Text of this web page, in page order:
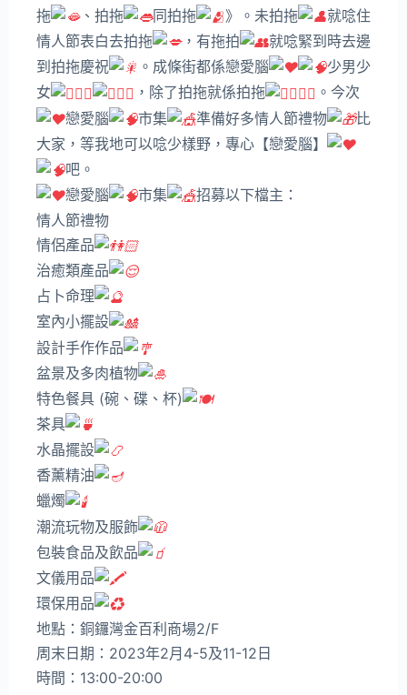
拖
、拍拖 同拍拖 》。未拍拖
就唸住
情人節表白去拍拖
，有拖拍
就唸緊到時去邊
到拍拖慶祝
。成條街都係戀愛腦
少男少
女
，除了拍拖就係拍拖
。今次
戀愛腦
市集 準備好多情人節禮物
比
大家，等我地可以唸少樣野，專心【戀愛腦】
吧。
戀愛腦
市集
招募以下檔主：
情人節禮物
情侶產品
治癒類產品
占卜命理
室內小擺設
設計手作作品
盆景及多肉植物
特色餐具 (碗、碟、杯)
茶具
水晶擺設
香薰精油
蠟燭
潮流玩物及服飾
包裝食品及飲品
文儀用品
環保用品
地點：銅鑼灣金百利商場2/F
周末日期：2023年2月4-5及11-12日
時間：13:00-20:00